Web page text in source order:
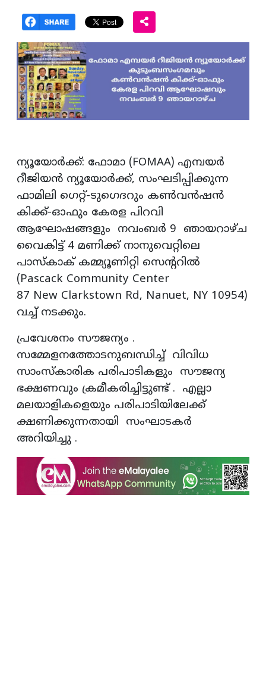
ന്യൂയോർക്ക്: ഫോമാ (FOMAA) എമ്പയർ
റീജിയൻ ന്യൂയോർക്ക്, സംഘടിപ്പിക്കുന്ന
ഫാമിലി ഗെറ്റ്-ടുഗെദറും കൺവൻഷൻ
കിക്ക്-ഓഫും കേരള പിറവി
ആഘോഷങ്ങളും നവംബർ 9 ഞായറാഴ്ച
വൈകിട്ട് 4 മണിക്ക് നാനുവെറ്റിലെ
പാസ്കാക് കമ്മ്യൂണിറ്റി സെന്ററിൽ
(Pascack Community Center
87 New Clarkstown Rd, Nanuet, NY 10954)
വച്ച് നടക്കും.
പ്രവേശനം സൗജന്യം .
സമ്മേളനത്തോടനുബന്ധിച്ച് വിവിധ
സാംസ്കാരിക പരിപാടികളും സൗജന്യ
ഭക്ഷണവും ക്രമീകരിച്ചിട്ടുണ്ട് . എല്ലാ
മലയാളികളെയും പരിപാടിയിലേക്ക്
ക്ഷണിക്കുന്നതായി സംഘാടകർ
അറിയിച്ചു .